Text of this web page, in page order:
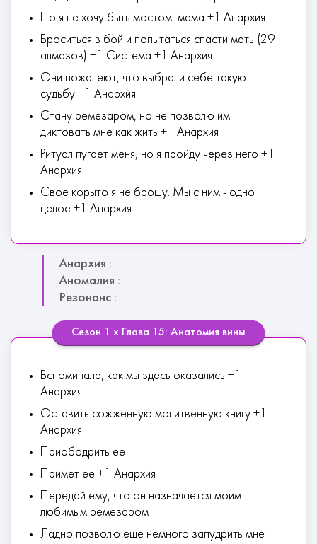
Но я не хочу быть мостом, мама +1 Анархия
Броситься в бой и попытаться спасти мать (29
алмазов) +1 Система +1 Анархия
Они пожалеют, что выбрали себе такую
судьбу +1 Анархия
Стану ремезаром, но не позволю им
диктовать мне как жить +1 Анархия
Ритуал пугает меня, но я пройду через него +1
Анархия
Свое корыто я не брошу. Мы с ним - одно
целое +1 Анархия
Анархия :
Аномалия :
Резонанс :
Сезон 1 х Глава 15: Анатомия вины
Вспоминала, как мы здесь оказались +1
Анархия
Оставить сожженную молитвенную книгу +1
Анархия
Приободрить ее
Примет ее +1 Анархия
Передай ему, что он назначается моим
любимым ремезаром
Ладно позволю еще немного запудрить мне